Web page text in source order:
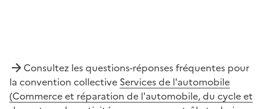
Consultez les questions-réponses fréquentes pour
la convention collective Services de l'automobile
(Commerce et réparation de l'automobile, du cycle et